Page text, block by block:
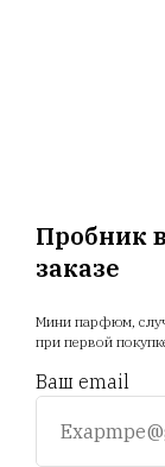
Пробник
заказе
Мини парфюм,
при первой
Ваш email